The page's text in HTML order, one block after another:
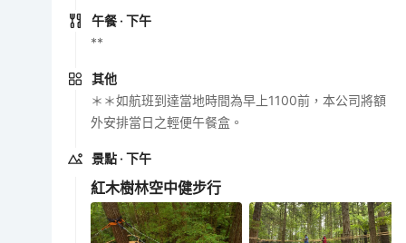
午餐 · 下午
**
其他
＊＊如航班到達當地時間為早上1100前，本公司將額
外安排當日之輕便午餐盒。
景點 · 下午
紅木樹林空中健步行